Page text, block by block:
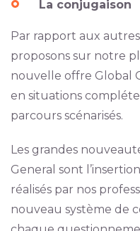
La conjugaison
Par rapport aux
proposons sur notre
nouvelle offre Global
en situations
parcours scénarisés.
Les grandes
General sont
réalisés par nos
nouveau système de